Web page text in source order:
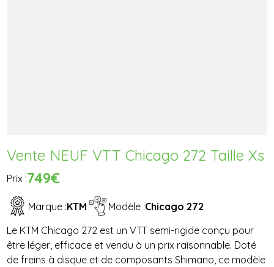
Vente NEUF VTT Chicago 272 Taille Xs
Prix :749€
Marque :KTM Modèle :Chicago 272
Le KTM Chicago 272 est un VTT semi-rigide conçu pour
être léger, efficace et vendu à un prix raisonnable. Doté
de freins à disque et de composants Shimano, ce modèle